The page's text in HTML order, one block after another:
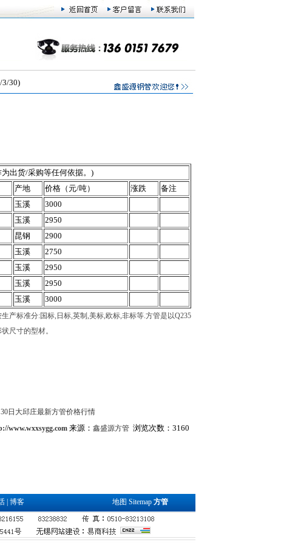
3/30)
出货/采购等任何依据。)
产地 价格（元/吨） 涨跌
备注
玉溪
3000
玉溪
2950
昆钢
2900
玉溪
2750
玉溪
2950
玉溪
2950
玉溪 3000
产标准分:国标,日标,英制,美标,欧标,非标等.方管是以Q235
尺寸的型材。
日大邱庄最新方管价格行情
www.wxxsygg.com来源： 鑫盛源方管浏览次数：3160
博客 地图 Sitemap 方管